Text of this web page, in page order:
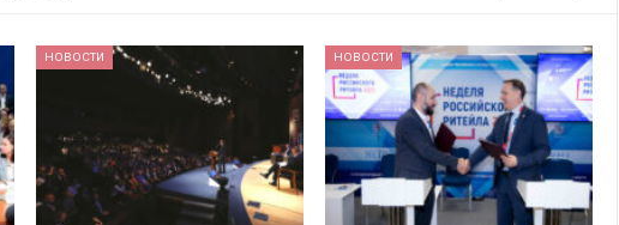
НОВОСТИ НОВОСТИ